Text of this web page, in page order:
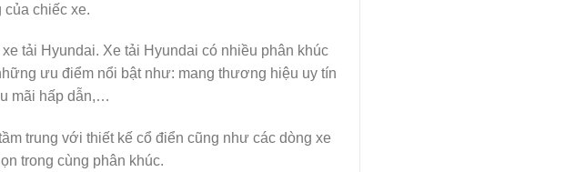
của chiếc xe.
tải Hyundai. Xe tải Hyundai có nhiều phân khúc
ưu điểm nổi bật như: mang thương hiệu uy tín
mãi hấp dẫn,…
trung với thiết kế cổ điển cũng như các dòng xe
trong cùng phân khúc.